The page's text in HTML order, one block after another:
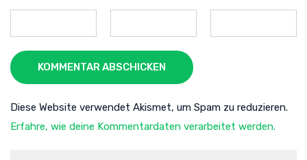
KOMMENTAR ABSCHICKEN
Diese Website verwendet Akismet, um Spam zu reduzieren.
Erfahre, wie deine Kommentardaten verarbeitet werden.